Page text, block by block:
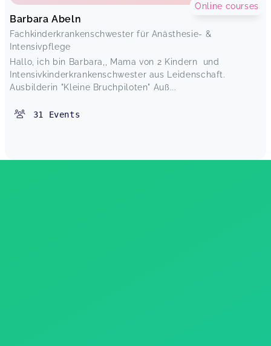
Barbara Abeln
Fachkinderkrankenschwester für Anästhesie- &
Intensivpflege
Hallo, ich bin Barbara,, Mama von 2 Kindern und
Intensivkinderkrankenschwester aus Leidenschaft.
Ausbilderin "Kleine Bruchpiloten" Auß...
Online courses
31 Events